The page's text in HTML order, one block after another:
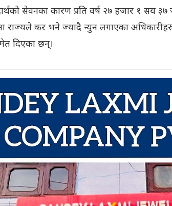
सेवनका कारण प्रति वर्ष २७ हजार १ सय
राज्यले कर भने ज्यादै न्युन लगाएका
दिएका छन्।